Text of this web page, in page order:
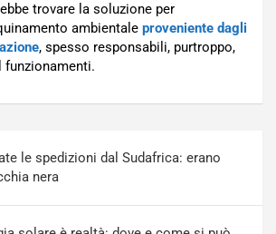
trovare la soluzione per
ambientale proveniente dagli
, spesso responsabili, purtroppo,
le spedizioni dal Sudafrica: erano
nera